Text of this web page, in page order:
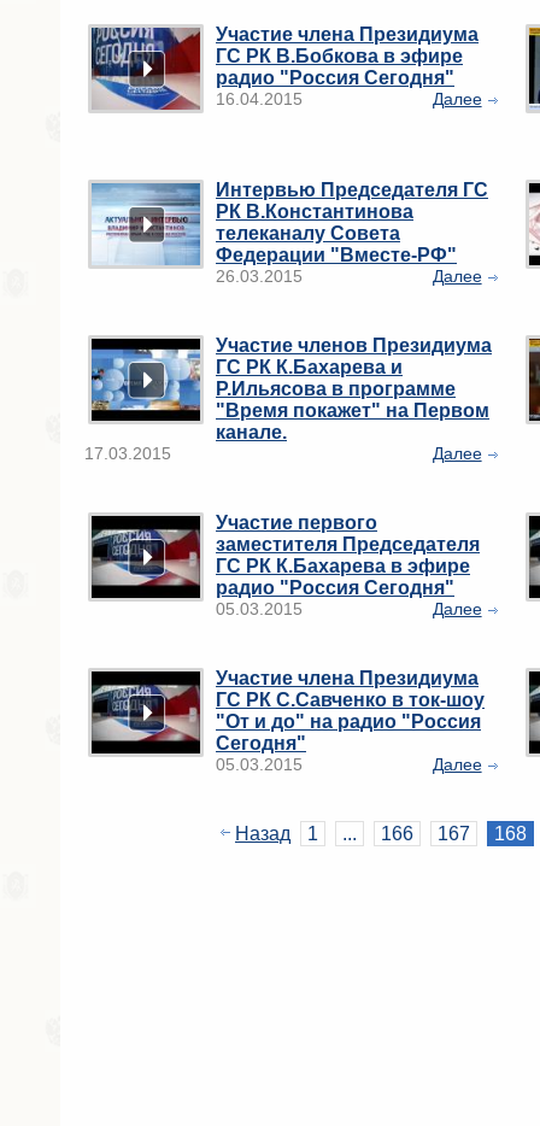
Участие члена Президиума
ГС РК В.Бобкова в эфире
радио "Россия Сегодня"
16.04.2015 Далее
Интервью Председателя ГС
РК В.Константинова
телеканалу Совета
Федерации "Вместе-РФ"
26.03.2015 Далее
Участие членов Президиума
ГС РК К.Бахарева и
Р.Ильясова в программе
"Время покажет" на Первом
канале.
17.03.2015 Далее
Участие первого
заместителя Председателя
ГС РК К.Бахарева в эфире
радио "Россия Сегодня"
05.03.2015 Далее
Участие члена Президиума
ГС РК С.Савченко в ток-шоу
"От и до" на радио "Россия
Сегодня"
05.03.2015 Далее
Назад 1 ... 166 167 168